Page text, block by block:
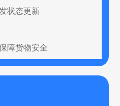
状态更新
障货物安全